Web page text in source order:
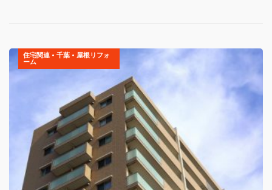
住宅関連 • 千葉 • 屋根リフォ
ーム